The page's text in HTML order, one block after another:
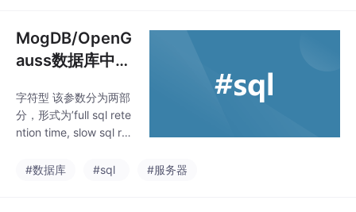
进去）数据库目录安装
路径/opt/software/ope
nGauss/data/single_n
e/openGauss 为解压包
路径，d
MogDB/OpenG
auss数据库中通
慢sql
字符型 该参数分为两部
分，形式为’full sql rete
ntion time, slow sql ret
ention time 为全量 SQ
#数据库 #sql #服务器